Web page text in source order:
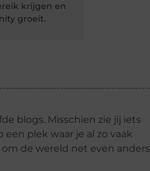
krijgen en
groeit.
blogs. Misschien zie jij iets
plek waar je al zo vaak
de wereld net even anders